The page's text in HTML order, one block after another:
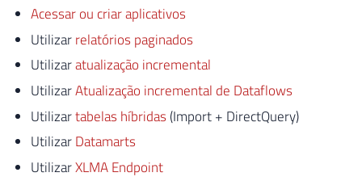
Acessar ou criar aplicativos
Utilizarrelatórios paginados
Utilizaratualização incremental
UtilizarAtualização incremental de Dataflows
Utilizartabelas híbridas (Import + DirectQuery)
UtilizarDatamarts
UtilizarXLMA Endpoint